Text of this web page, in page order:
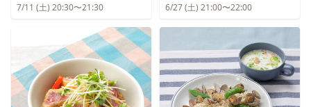
7/11 (土) 20:30〜21:30 6/27 (土) 21:00〜22:00